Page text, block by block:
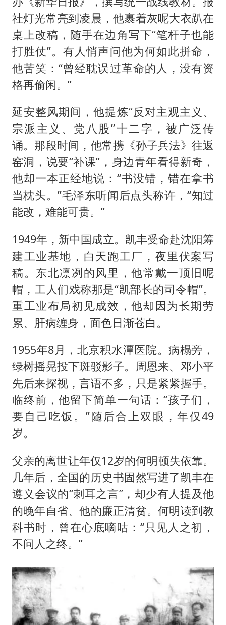
社灯光常亮到凌晨，他裹着灰呢大衣趴在
桌上改稿，随手在边角写下“笔杆子也能
打胜仗”。有人悄声问他为何如此拼命，
他苦笑：“曾经耽误过革命的人，没有资
格再偷闲。”
延安整风期间，他提炼“反对主观主义、
宗派主义、党八股”十二字，被广泛传
诵。那段时间，他常携《孙子兵法》往返
窑洞，说要“补课”，身边青年看得新奇，
他却一本正经地说：“书没错，错在拿书
当枕头。”毛泽东听闻后点头称许，“知过
能改，难能可贵。”
1949年，新中国成立。凯丰受命赴沈阳筹
建工业基地，白天跑工厂，夜里伏案写
稿。东北凛冽的风里，他常戴一顶旧呢
帽，工人们戏称那是“凯部长的司令帽”。
重工业布局初见成效，他却因为长期劳
累、肝病缠身，面色日渐苍白。
1955年8月，北京积水潭医院。病榻旁，
绿树摇晃投下斑驳影子。周恩来、邓小平
先后来探视，言语不多，只是紧紧握手。
临终前，他留下简单一句话：“孩子们，
要自己吃饭。”随后合上双眼，年仅49
岁。
父亲的离世让年仅12岁的何明顿失依靠。
几年后，全国的历史书固然写进了凯丰在
遵义会议的“刺耳之言”，却少有人提及他
的晚年自省、他的廉正清贫。何明读到教
科书时，曾在心底嘀咕：“只见人之初，
不问人之终。”